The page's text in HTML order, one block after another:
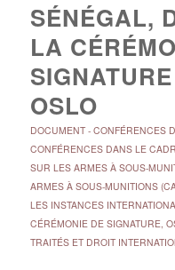
SÉNÉGAL,
LA
OSLO
DOCUMENT- CONFÉRENCES
CONFÉRENCES DANS LE
SUR LES ARMES À SOUS-
ARMES À SOUS-MUNITIONS
LES INSTANCES
CÉRÉMONIE DE SIGNATURE,
TRAITÉS ET DROIT